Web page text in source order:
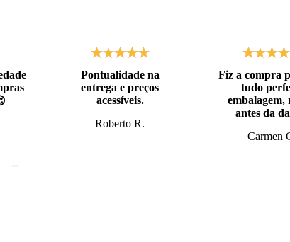
Pontualidade na
entrega e preços
acessíveis.
Roberto R.
Fiz a compra
tudo
embalagem,
antes da
Carmen